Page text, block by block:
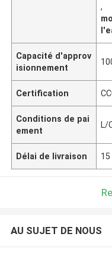
,
Capacité d'approv
isionnement
Certification
Conditions de pai
ement
L/
Délai de livraison
AU SUJET DE NOUS